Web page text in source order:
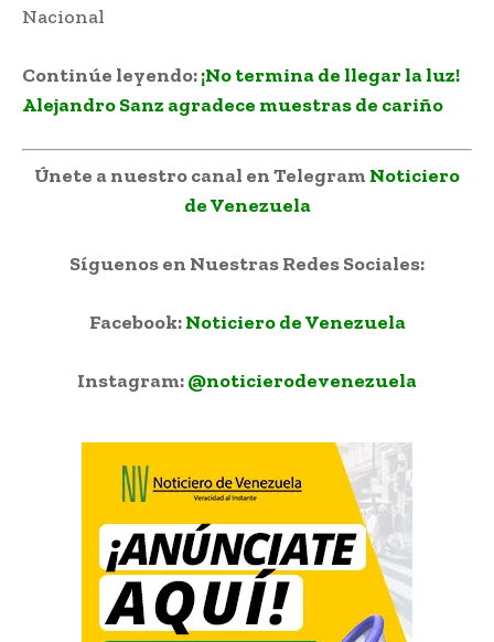
Nacional
Continúe leyendo:¡No termina de llegar la luz!
Alejandro Sanz agradece muestras de cariño
Únete a nuestro canal en Telegram Noticiero
de Venezuela
Síguenos en Nuestras Redes Sociales:
Facebook:Noticiero de Venezuela
Instagram:@noticierodevenezuela